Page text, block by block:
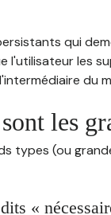
qui
l'utilisateur les
du
les
types (ou
«